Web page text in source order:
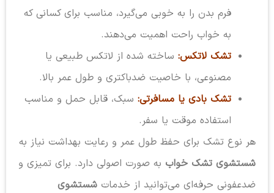
فرم بدن را به خوبی می‌گیرد، مناسب برای کسانی که
به خواب راحت اهمیت می‌دهند.
تشک لاتکس:ساخته شده از لاتکس طبیعی یا
مصنوعی، با خاصیت ضدباکتری و طول عمر بالا.
تشک بادی یا مسافرتی:سبک، قابل حمل و مناسب
استفاده موقت یا سفر.
هر نوع تشک برای حفظ طول عمر و رعایت بهداشت نیاز به
شستشوی تشک خواببه صورت اصولی دارد. برای تمیزی و
ضدعفونی حرفه‌ای می‌توانید از خدمات شستشوی